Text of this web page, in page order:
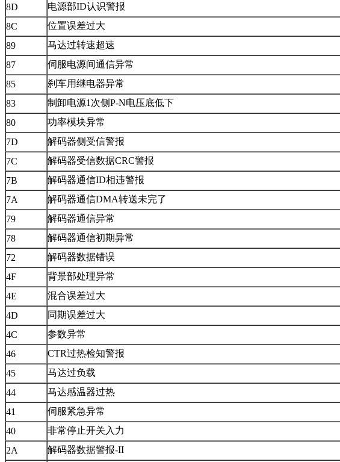
8D
电源部ID认识警报
8C
位置误差过大
89
马达过转速超速
87
伺服电源间通信异常
85
刹车用继电器异常
83
制卸电源1次侧P-N电压底低下
80
功率模块异常
7D
解码器侧受信警报
7C
解码器受信数据CRC警报
7B
解码器通信ID相违警报
7A
解码器通信DMA转送未完了
79
解码器通信异常
78
解码器通信初期异常
72
解码器数据错误
4F
背景部处理异常
4E
混合误差过大
4D
同期误差过大
4C
参数异常
46
CTR过热检知警报
45
马达过负载
44
马达感温器过热
41
伺服紧急异常
40
非常停止开关入力
2A
解码器数据警报-II